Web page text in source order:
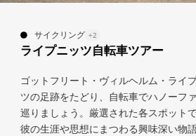
サイクリング
サイクルツアー “スポーティ・
ブンデスリーガからトレンドスポー
伝統的なクラブ、近代的な競技場、
ティングなスポーツストーリーを発
ださい。.